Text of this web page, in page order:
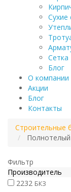
Сухие
Сетка
Блог
О компании
Акции
Блог
Контакты
Строительные
Фильтр
Производитель
2232 БКЗ